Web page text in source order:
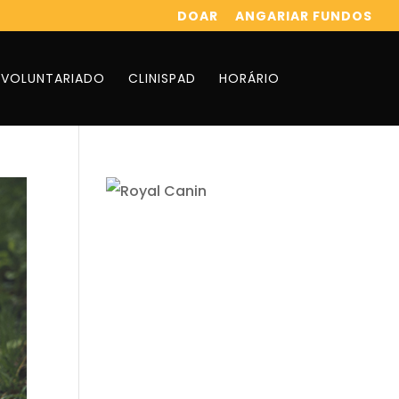
DOAR ANGARIAR FUNDOS
VOLUNTARIADO CLINISPAD HORÁRIO